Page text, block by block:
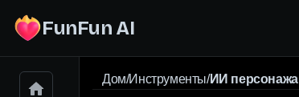
FunFun AI
Дом/Инструменты/ИИ персонажа